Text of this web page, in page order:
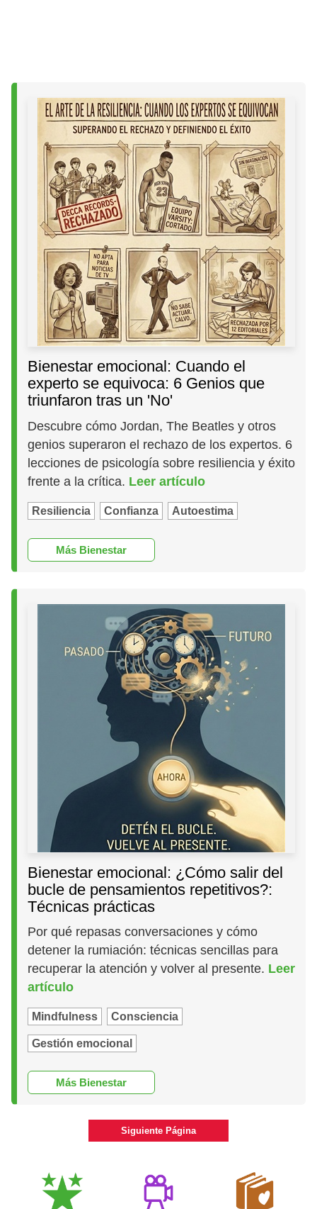
Bienestar emocional: Cuando el
experto se equivoca: 6 Genios que
triunfaron tras un 'No'
Descubre cómo Jordan, The Beatles y otros
genios superaron el rechazo de los expertos. 6
lecciones de psicología sobre resiliencia y éxito
frente a la crítica. Leer artículo
Resiliencia Confianza Autoestima
Más Bienestar
Bienestar emocional: ¿Cómo salir del
bucle de pensamientos repetitivos?:
Técnicas prácticas
Por qué repasas conversaciones y cómo
detener la rumiación: técnicas sencillas para
recuperar la atención y volver al presente. Leer
artículo
Mindfulness Consciencia
Gestión emocional
Más Bienestar
Siguiente Página